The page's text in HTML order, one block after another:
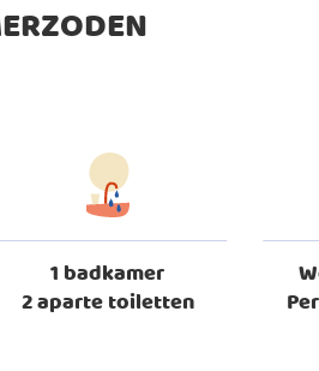
1 badkamer
2 aparte toiletten